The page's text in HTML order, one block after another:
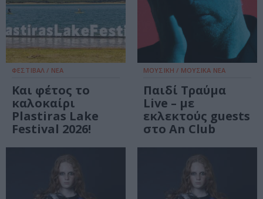
ΦΕΣΤΙΒΑΛ / ΝΕΑ
Και φέτος το
καλοκαίρι
Plastiras Lake
Festival 2026!
ΜΟΥΣΙΚΗ / ΜΟΥΣΙΚΑ ΝΕΑ
Παιδί Τραύμα
Live – με
εκλεκτούς guests
στο An Club